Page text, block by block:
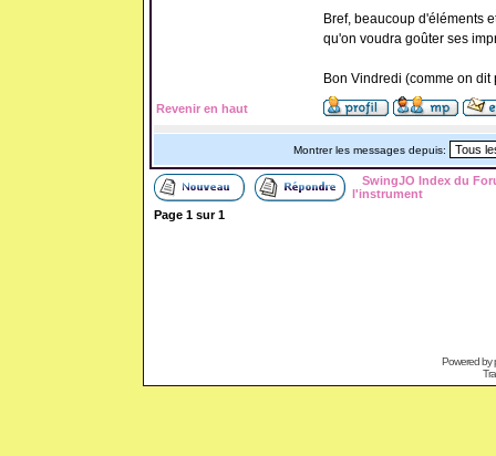
Bref, beaucoup d'éléments
qu'on voudra goûter ses
Bon Vindredi (comme on dit
Revenir en haut
Montrer les messages depuis:
SwingJO Index du
l'instrument
Page 1sur1
Powered by